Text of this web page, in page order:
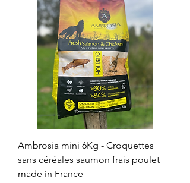
Ambrosia mini 6Kg - Croquettes
sans céréales saumon frais poulet
made in France